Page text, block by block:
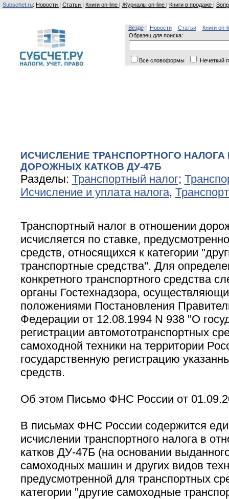
Subschet.ru: Новости | Статьи | Книги on-line | Журналы on-line | Книги в продаже |
Везде Новости Статьи
Книги on-
Образец для поиска:
Все словоформы Нечеткий
ИСЧИСЛЕНИЕ ТРАНСПОРТНОГО
ДОРОЖНЫХ КАТКОВ ДУ-47Б
Разделы: Транспортный налог;
Исчисление и уплата налога,
Транспортный налог в отношении
исчисляется по ставке,
средств, относящихся к категории
транспортные средства''. Для
конкретного транспортного средства
органы Гостехнадзора,
положениями Постановления
Федерации от 12.08.1994 N 938 ''О
регистрации автомототранспортных
самоходной техники на территории
государственную регистрацию
средств.
Об этом Письмо ФНС России от
В письмах ФНС России содержится
исчислении транспортного налога в
катков ДУ-47Б (на основании
самоходных машин и других видов
предусмотренной для транспортных
категории ''другие самоходные